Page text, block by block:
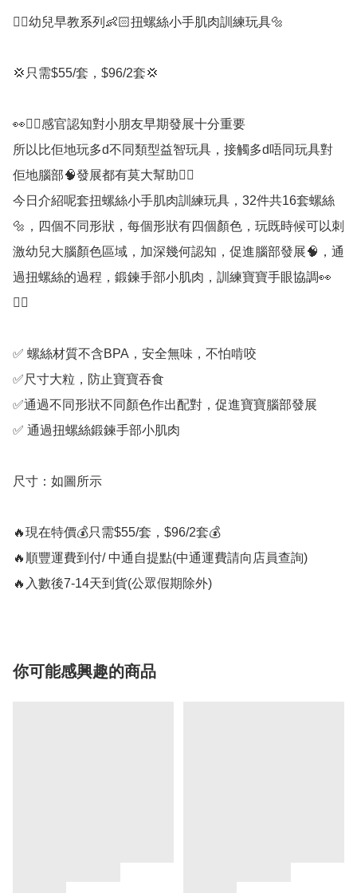
☝🏻幼兒早教系列👶🏻扭螺絲小手肌肉訓練玩具🔩
💢只需$55/套，$96/2套💢
👀✋🏻感官認知對小朋友早期發展十分重要
所以比佢地玩多d不同類型益智玩具，接觸多d唔同玩具對
佢地腦部🧠發展都有莫大幫助👍🏻
今日介紹呢套扭螺絲小手肌肉訓練玩具，32件共16套螺絲
🔩，四個不同形狀，每個形狀有四個顏色，玩既時候可以刺
激幼兒大腦顏色區域，加深幾何認知，促進腦部發展🧠，通
過扭螺絲的過程，鍛鍊手部小肌肉，訓練寶寶手眼協調👀
✋🏻
✅ 螺絲材質不含BPA，安全無味，不怕啃咬
✅尺寸大粒，防止寶寶吞食
✅通過不同形狀不同顏色作出配對，促進寶寶腦部發展
✅ 通過扭螺絲鍛鍊手部小肌肉
尺寸：如圖所示
🔥現在特價💰只需$55/套，$96/2套💰
🔥順豐運費到付/ 中通自提點(中通運費請向店員查詢)
🔥入數後7-14天到貨(公眾假期除外)
你可能感興趣的商品